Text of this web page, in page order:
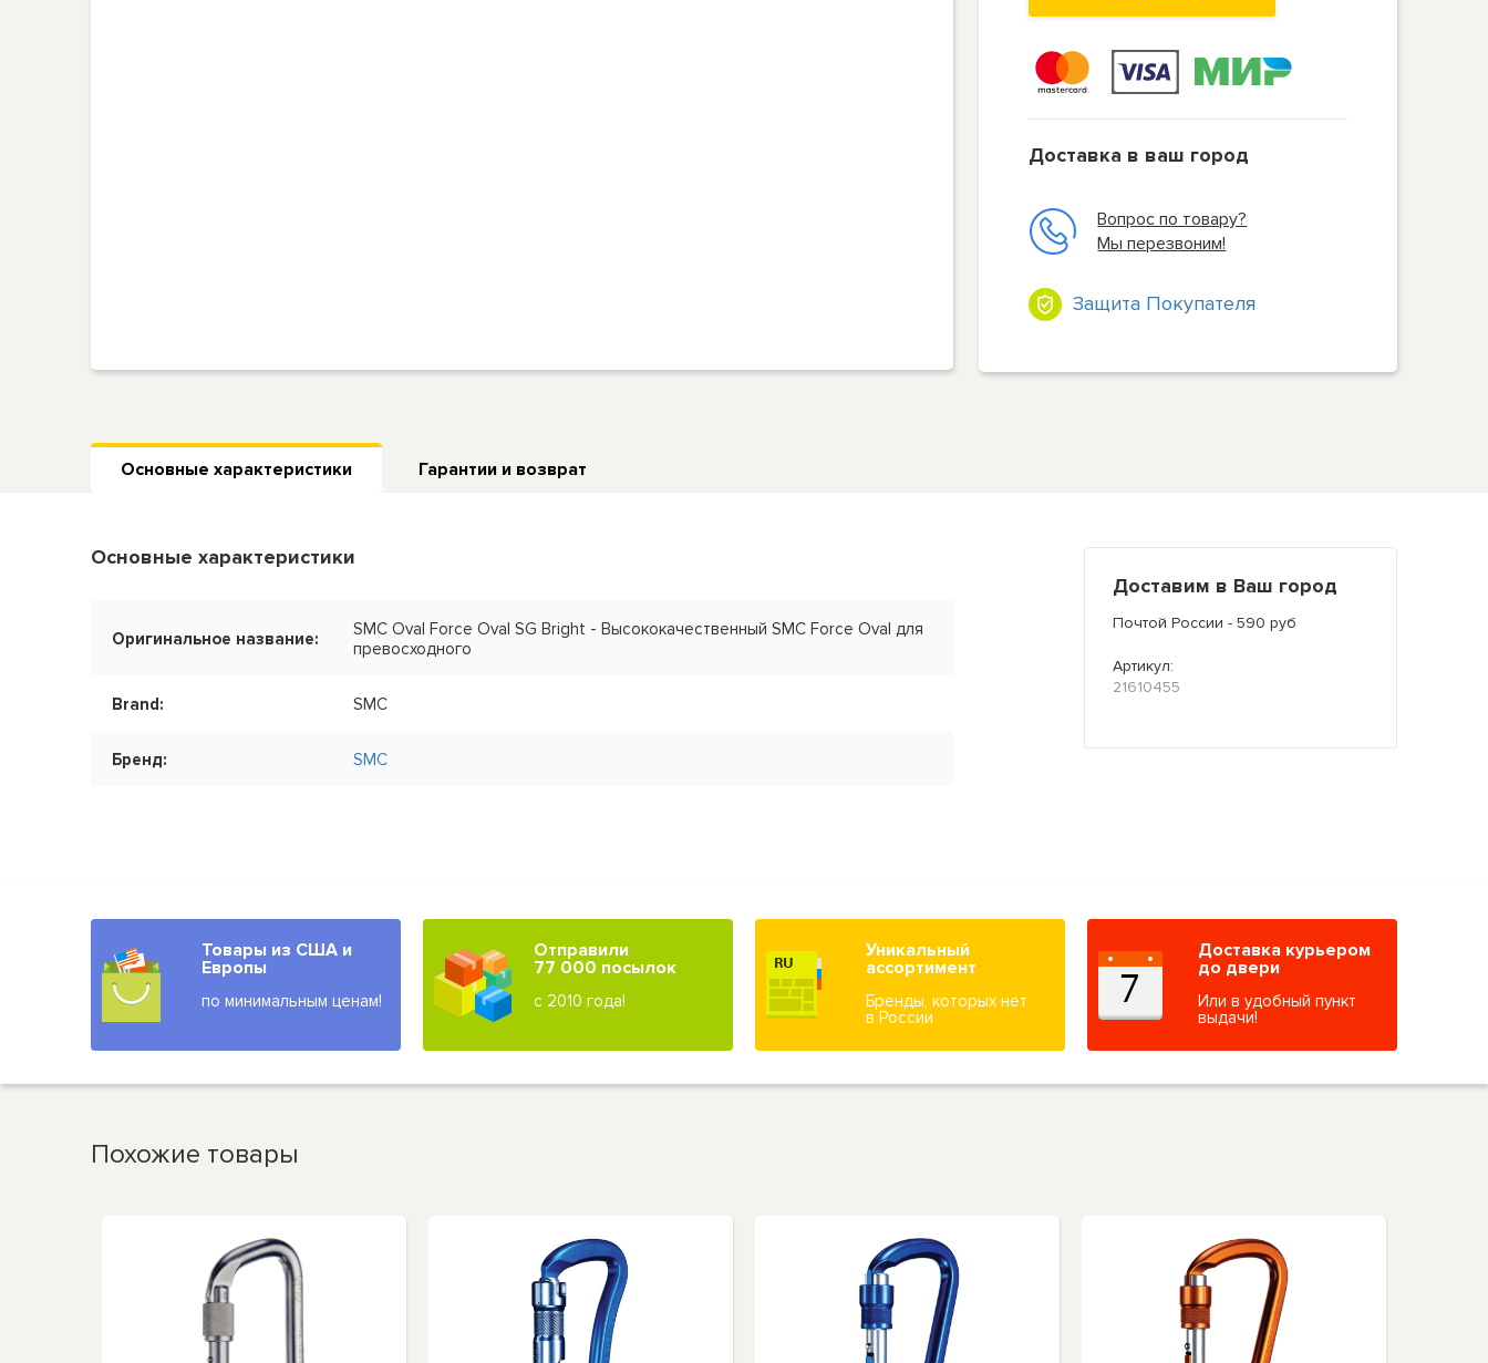
Доставка в ваш город
Вопрос по товару?
Мы перезвоним!
Защита Покупателя
Основные характеристики Гарантии и возврат
Основные характеристики
Оригинальное название:
SMC Oval Force Oval SG Bright - Высококачественный SMC Force Oval для
превосходного
Brand: SMC
Бренд: SMC
Доставим в Ваш город
Почтой России - 590 руб
Артикул:
21610455
Товары из США и
Европы
по минимальным ценам!
Отправили
77 000 посылок
с 2010 года!
Уникальный
ассортимент
Бренды, которых нет
в России
Доставка курьером
до двери
Или в удобный пункт
выдачи!
Похожие товары